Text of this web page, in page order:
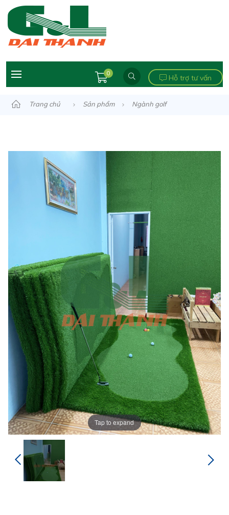
0
Hỗ trợ tư vấn
Trang chủ Sản phẩm Ngành golf
Tap to expand